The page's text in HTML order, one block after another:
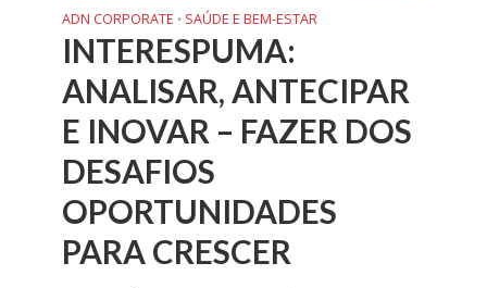
ADN CORPORATE • SAÚDE E BEM-ESTAR
INTERESPUMA:
ANALISAR, ANTECIPAR
E INOVAR – FAZER DOS
DESAFIOS
OPORTUNIDADES
PARA CRESCER